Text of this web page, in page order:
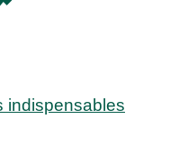
indispensables